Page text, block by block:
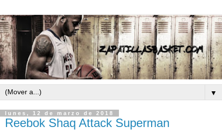
▼
lunes, 12 de marzo de 2018
Reebok Shaq Attack Superman